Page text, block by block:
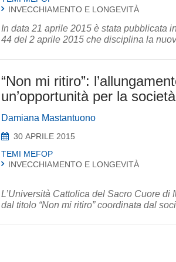
INVECCHIAMENTO E LONGEVITÀ
In data 21 aprile 2015 è stata pubblicata
44 del 2 aprile 2015 che disciplina la
“Non mi ritiro”:
un’opportunità per la società
Damiana Mastantuono
30 APRILE 2015
TEMI MEFOP
INVECCHIAMENTO E LONGEVITÀ
L’Università Cattolica del Sacro Cuore
dal titolo “Non mi ritiro” coordinata dal